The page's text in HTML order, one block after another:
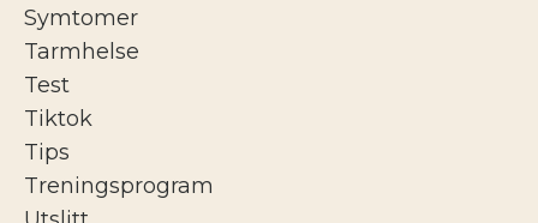
Symtomer
Tarmhelse
Test
Tiktok
Tips
Treningsprogram